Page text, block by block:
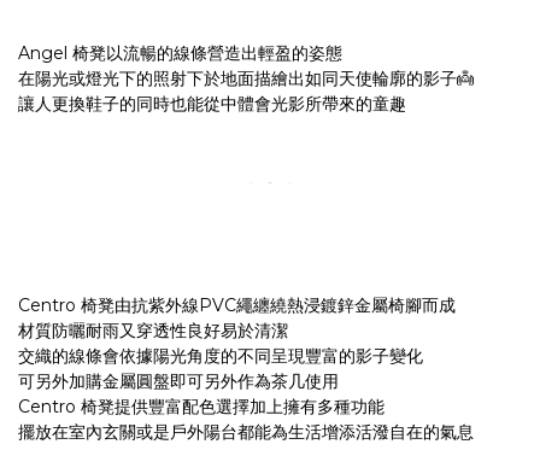
Angel 椅凳以流暢的線條營造出輕盈的姿態
在陽光或燈光下的照射下於地面描繪出如同天使輪廓的影子👼
讓人更換鞋子的同時也能從中體會光影所帶來的童趣
Centro 椅凳由抗紫外線PVC繩纏繞熱浸鍍鋅金屬椅腳而成
材質防曬耐雨又穿透性良好易於清潔
交織的線條會依據陽光角度的不同呈現豐富的影子變化
可另外加購金屬圓盤即可另外作為茶几使用
Centro 椅凳提供豐富配色選擇加上擁有多種功能
擺放在室內玄關或是戶外陽台都能為生活增添活潑自在的氣息